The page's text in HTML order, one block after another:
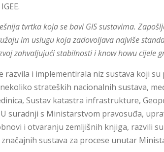
tvrtka koja se bavi GIS sustavima.
im uslugu koja zadovoljava najviše
zahvaljujući stabilnosti i know howu cijele
razvila i implementirala niz sustava koji
strateških nacionalnih sustava,
Sustav katastra infrastrukture,
suradnji s Ministarstvom pravosuđa,
i otvaranju zemljišnih knjiga, razvili
sustava za procese unutar